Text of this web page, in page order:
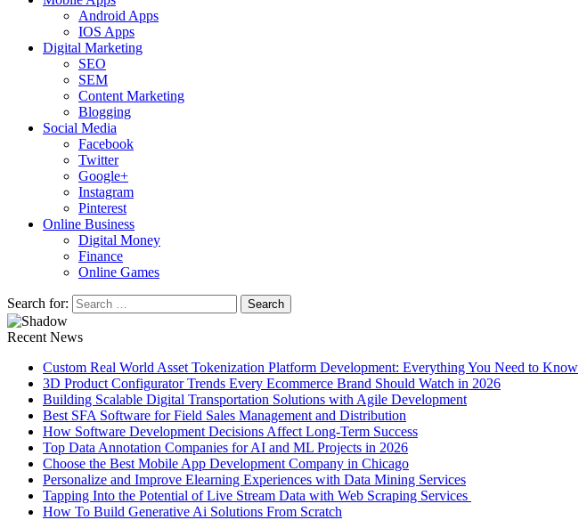
Android Apps
IOS Apps
Digital Marketing
SEO
SEM
Content Marketing
Blogging
Social Media
Facebook
Twitter
Google+
Instagram
Pinterest
Online Business
Digital Money
Finance
Online Games
Search for:
Recent News
Custom Real World Asset Tokenization Platform Development: Everything You Need to Know
3D Product Configurator Trends Every Ecommerce Brand Should Watch in 2026
Building Scalable Digital Transportation Solutions with Agile Development
Best SFA Software for Field Sales Management and Distribution
How Software Development Decisions Affect Long-Term Success
Top Data Annotation Companies for AI and ML Projects in 2026
Choose the Best Mobile App Development Company in Chicago
Personalize and Improve Elearning Experiences with Data Mining Services
Tapping Into the Potential of Live Stream Data with Web Scraping Services
How To Build Generative Ai Solutions From Scratch